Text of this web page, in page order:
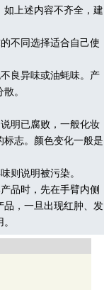
上述内容不齐全，建
不同选择适合自己使
良异味或油蚝味。产
。
明已腐败，一般化妆
志。颜色变化一般是
则说明被污染。
品时，先在手臂内侧
品，一旦出现红肿、发